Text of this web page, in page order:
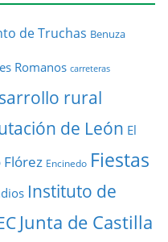
de Truchas Benuza
Romanos carreteras
rural
de León El
Flórez Encinedo Fiestas
Instituto de
Junta de Castilla